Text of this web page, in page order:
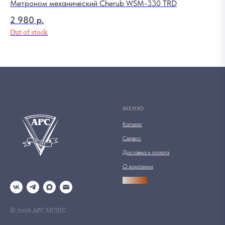
Метроном механический Cherub WSM-330 TRD
2 980 р.
Out of stock
© 2026 АРС MUSIC
МЕНЮ
Каталог
Сервис
Доставка и оплата
О компании